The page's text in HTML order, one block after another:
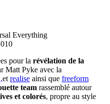
Everything
pour la révélation de la
Matt Pyke avec la
et realise ainsi que freeform
team rassemblé autour
et colorés, propre au style